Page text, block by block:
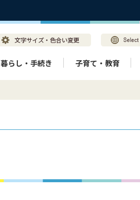
暮らし・手続き 子育て・教育